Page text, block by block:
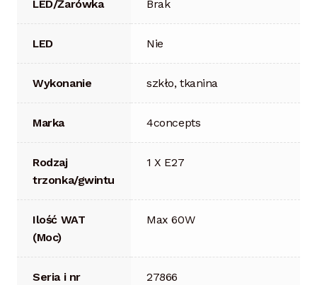
LED/Żarówka Brak
LED Nie
Wykonanie szkło, tkanina
Marka 4concepts
Rodzaj
trzonka/gwintu
1 X E27
Ilość WAT
(Moc)
Max 60W
Seria i nr 27866